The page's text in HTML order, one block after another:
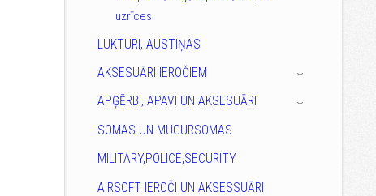
uzrīces
LUKTURI, AUSTIŅAS
AKSESUĀRI IEROČIEM
›
APĢĒRBI, APAVI UN AKSESUĀRI ›
SOMAS UN MUGURSOMAS
MILITARY,POLICE,SECURITY
AIRSOFT IEROČI UN AKSESSUĀRI